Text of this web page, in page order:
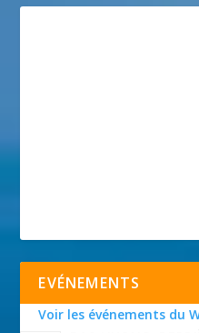
EVÉNEMENTS
Voir les événements du